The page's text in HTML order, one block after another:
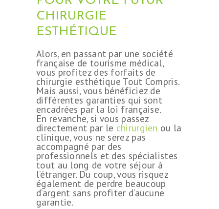
CHIRURGIE
ESTHÉTIQUE
Alors, en passant par une société
française de tourisme médical,
vous profitez des forfaits de
chirurgie esthétique Tout Compris.
Mais aussi, vous bénéficiez de
différentes garanties qui sont
encadrées par la loi française.
En revanche, si vous passez
directement par le chirurgien ou la
clinique, vous ne serez pas
accompagné par des
professionnels et des spécialistes
tout au long de votre séjour à
l’étranger. Du coup, vous risquez
également de perdre beaucoup
d’argent sans profiter d’aucune
garantie.